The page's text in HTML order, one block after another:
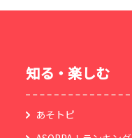
知る・楽しむ
あそトピ